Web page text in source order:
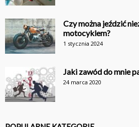
Czy można jeździć
motocyklem?
1 stycznia 2024
Jaki zawód do mnie
24 marca 2020